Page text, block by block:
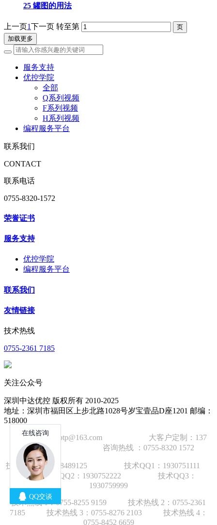
25 罐图的用法
上一页1下一页 转至第
加载更多
服务支持
优控学院
全部
Q系列视频
F系列视频
H系列视频
编程服务平台
联系我们
CONTACT
联系电话
0755-8320-1572
荣誉证书
服务支持
优控学院
编程服务平台
联系我们
友情链接
技术热线
0755-2361 7185
关注公众号
深圳中达优控 版权所有 2010-2025
地址：深圳市福田区上步北路1028号岁宝壹品D座1201 邮编：
518000
技术邮箱：wzbtp@163.com 大客户定制：137
1392 2586 咨询热线 ：0755-8320 1572
技术手机：18928489125
技术QQ1：1930751111
技术QQ2：1930752222 技术QQ3：
1930759999
技术热线 1：0755-8255 9159 技术热线 2： 0755-2361
7185技术热线 3： 0755-8276 2103技术热线 4：
0755-8452 6659